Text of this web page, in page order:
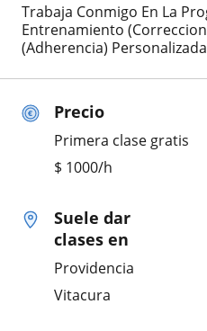
Precio
Primera clase gratis
$ 1000/h
Suele dar
clases en
Providencia
Vitacura
Trabaja Conmigo En La
Entrenamiento
(Adherencia) Personalizada